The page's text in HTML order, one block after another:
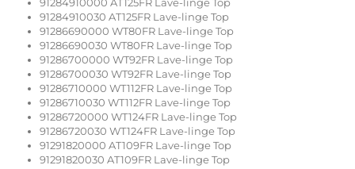
91284910000 AT125FR Lave-linge Top
91284910030 AT125FR Lave-linge Top
91286690000 WT80FR Lave-linge Top
91286690030 WT80FR Lave-linge Top
91286700000 WT92FR Lave-linge Top
91286700030 WT92FR Lave-linge Top
91286710000 WT112FR Lave-linge Top
91286710030 WT112FR Lave-linge Top
91286720000 WT124FR Lave-linge Top
91286720030 WT124FR Lave-linge Top
91291820000 AT109FR Lave-linge Top
91291820030 AT109FR Lave-linge Top